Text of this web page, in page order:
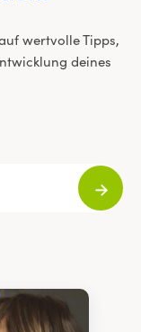
wertvolle Tipps,
deines